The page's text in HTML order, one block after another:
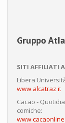
Gruppo
SITI AFFILIATI
Libera
www.alcatraz.it
Cacao -
comiche: